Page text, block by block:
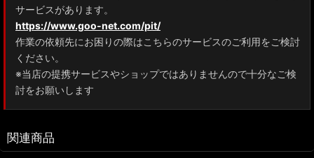
サービスがあります。
https://www.goo-net.com/pit/
作業の依頼先にお困りの際はこちらのサービスのご利用をご検討
ください。
※当店の提携サービスやショップではありませんので十分なご検
討をお願いします
関連商品